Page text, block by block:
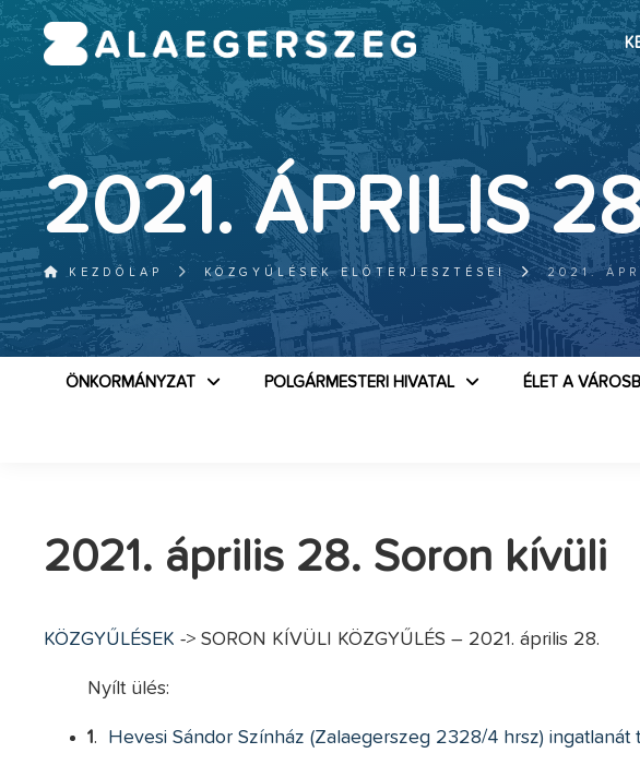
2021. ÁPRILIS
KEZDŐLAP KÖZGYŰLÉSEK ELŐTERJESZTÉSEI 2021.
ÖNKORMÁNYZAT POLGÁRMESTERI HIVATAL ÉLET A
2021. április 28. Soron kívüli
KÖZGYŰLÉSEK -> SORON KÍVÜLI KÖZGYŰLÉS – 2021. április 28.
Nyílt ülés:
1. Hevesi Sándor Színház (Zalaegerszeg 2328/4 hrsz)